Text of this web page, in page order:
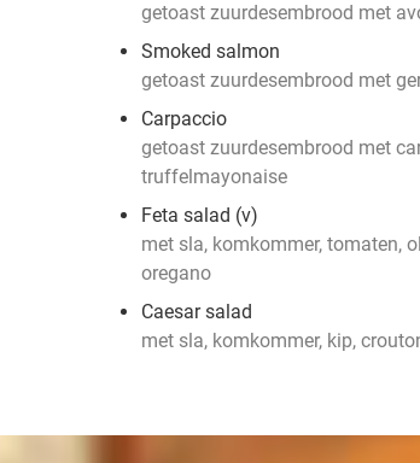
getoast zuurdesembrood met
Smoked salmon
getoast zuurdesembrood met
Carpaccio
getoast zuurdesembrood met
truffelmayonaise
Feta salad (v)
met sla, komkommer, tomaten,
oregano
Caesar salad
met sla, komkommer, kip,